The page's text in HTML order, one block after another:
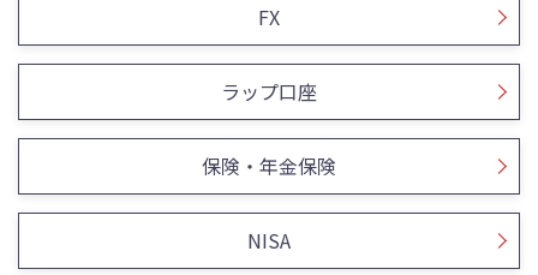
FX
ラップ口座
保険・年金保険
NISA